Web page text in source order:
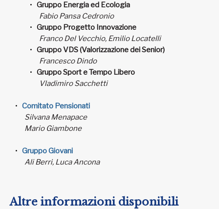
Gruppo Energia ed Ecologia
Fabio Pansa Cedronio
Gruppo Progetto Innovazione
Franco Del Vecchio, Emilio Locatelli
Gruppo VDS (Valorizzazione dei Senior)
Francesco Dindo
Gruppo Sport e Tempo Libero
Vladimiro Sacchetti
Comitato Pensionati
Silvana Menapace
Mario Giambone
Gruppo Giovani
Ali Berri, Luca Ancona
Altre informazioni disponibili